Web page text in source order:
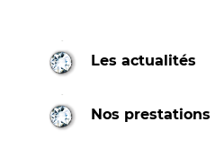
Les actualités
Nos